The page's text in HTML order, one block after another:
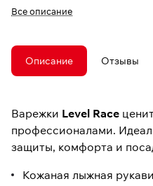
Все описание
Описание Отзывы
Варежки Level Race
профессионалами.
защиты, комфорта и
Кожаная лыжная